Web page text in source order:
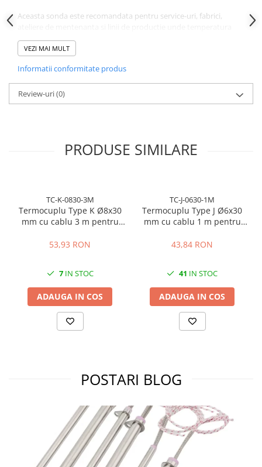
Aceasta sonda este recomandata pentru service-uri, fabrici,
trebuie citita corect pentru functionarea stabila a utilajului. Este o
piesa practica pentru inlocuirea senzorilor defecti, reparatii
Daca senzorul vechi nu mai citeste corect temperatura, pot
aparea erori de incalzire, opriri ale utilajului, pierderi de material
sau probleme de calitate in productie. O sonda potrivita ajuta la
Sonda Tip J este compatibila cu regulatoare si controlere care
VEZI MAI MULT
Informatii conformitate produs
Review-uri(0)
PRODUSE SIMILARE
TC-K-0830-3M
Termocuplu Type K Ø8x30
mm cu cablu 3 m pentru
53,93 RON
7IN STOC
ADAUGA IN COS
TC-J-0630-1M
Termocuplu Type J Ø6x30
mm cu cablu 1 m pentru
43,84 RON
41 IN STOC
ADAUGA IN COS
POSTARI BLOG